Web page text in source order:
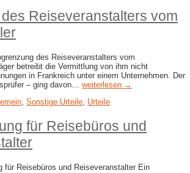
Reiseveranstalters vom
des Reiseveranstalters vom
betreibt die Vermittlung von ihm nicht
in Frankreich unter einem Unternehmen. Der
– ging davon… weiterlesen →
, Sonstige Urteile, Urteile
für Reisebüros und
für Reisebüros und Reiseveranstalter Ein